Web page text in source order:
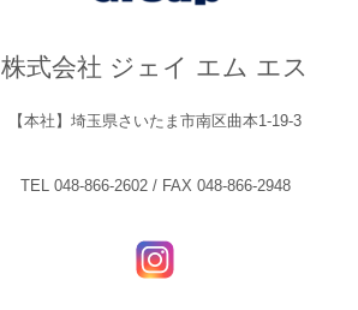
株式会社 ジェイ エム エス
【本社】埼玉県さいたま市南区曲本1-19-3
TEL 048-866-2602 / FAX 048-866-2948